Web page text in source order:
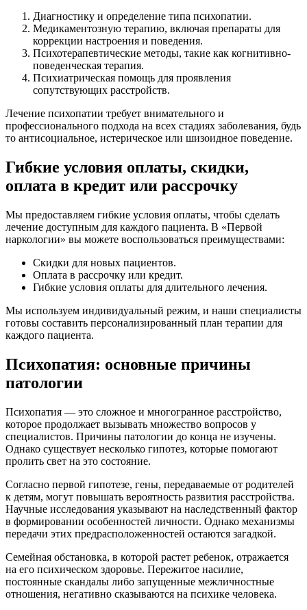
Диагностику и определение типа психопатии.
Медикаментозную терапию, включая препараты для
коррекции настроения и поведения.
Психотерапевтические методы, такие как когнитивно-
поведенческая терапия.
Психиатрическая помощь для проявления
сопутствующих расстройств.
Лечение психопатии требует внимательного и
профессионального подхода на всех стадиях заболевания, будь
то антисоциальное, истерическое или шизоидное поведение.
Гибкие условия оплаты, скидки,
оплата в кредит или рассрочку
Мы предоставляем гибкие условия оплаты, чтобы сделать
лечение доступным для каждого пациента. В «Первой
наркологии» вы можете воспользоваться преимуществами:
Скидки для новых пациентов.
Оплата в рассрочку или кредит.
Гибкие условия оплаты для длительного лечения.
Мы используем индивидуальный режим, и наши специалисты
готовы составить персонализированный план терапии для
каждого пациента.
Психопатия: основные причины
патологии
Психопатия — это сложное и многогранное расстройство,
которое продолжает вызывать множество вопросов у
специалистов. Причины патологии до конца не изучены.
Однако существует несколько гипотез, которые помогают
пролить свет на это состояние.
Согласно первой гипотезе, гены, передаваемые от родителей
к детям, могут повышать вероятность развития расстройства.
Научные исследования указывают на наследственный фактор
в формировании особенностей личности. Однако механизмы
передачи этих предрасположенностей остаются загадкой.
Семейная обстановка, в которой растет ребенок, отражается
на его психическом здоровье. Пережитое насилие,
постоянные скандалы либо запущенные межличностные
отношения, негативно сказываются на психике человека.